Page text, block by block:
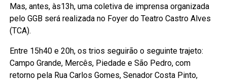
Mas, antes, às13h, uma coletiva de imprensa organizada
pelo GGB será realizada no Foyer do Teatro Castro Alves
(TCA).
Entre 15h40 e 20h, os trios seguirão o seguinte trajeto:
Campo Grande, Mercês, Piedade e São Pedro, com
retorno pela Rua Carlos Gomes, Senador Costa Pinto,